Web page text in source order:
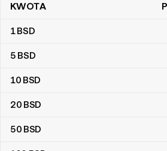
Tabela przeliczeń dolara bahamskiego
KWOTA
1BSD
5 BSD
10 BSD
20 BSD
50 BSD